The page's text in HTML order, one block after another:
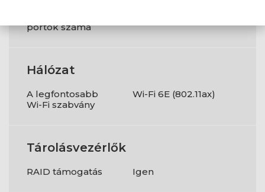
portok száma
Hálózat
A legfontosabb
Wi-Fi szabvány
Wi-Fi 6E (802.11ax)
Tárolásvezérlők
RAID támogatás Igen